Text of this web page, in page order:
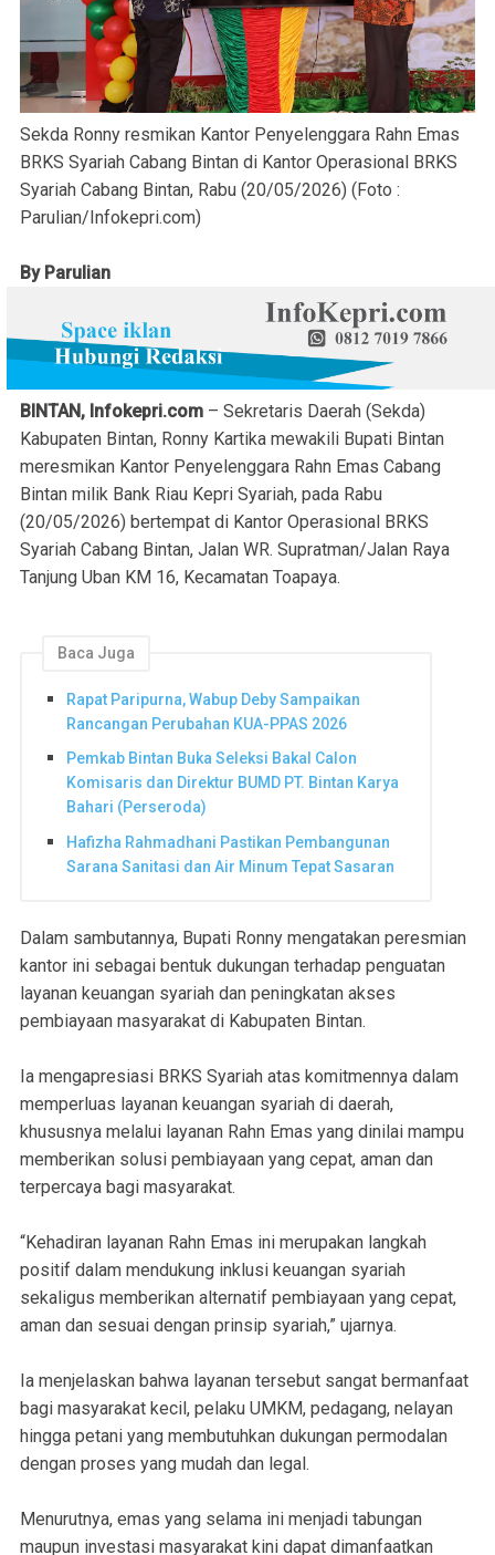
Sekda Ronny resmikan Kantor Penyelenggara Rahn Emas
BRKS Syariah Cabang Bintan di Kantor Operasional BRKS
Syariah Cabang Bintan, Rabu (20/05/2026) (Foto :
Parulian/Infokepri.com)
By Parulian
BINTAN, Infokepri.com – Sekretaris Daerah (Sekda)
Kabupaten Bintan, Ronny Kartika mewakili Bupati Bintan
meresmikan Kantor Penyelenggara Rahn Emas Cabang
Bintan milik Bank Riau Kepri Syariah, pada Rabu
(20/05/2026) bertempat di Kantor Operasional BRKS
Syariah Cabang Bintan, Jalan WR. Supratman/Jalan Raya
Tanjung Uban KM 16, Kecamatan Toapaya.
Baca Juga
Rapat Paripurna, Wabup Deby Sampaikan
Rancangan Perubahan KUA-PPAS 2026
Pemkab Bintan Buka Seleksi Bakal Calon
Komisaris dan Direktur BUMD PT. Bintan Karya
Bahari (Perseroda)
Hafizha Rahmadhani Pastikan Pembangunan
Sarana Sanitasi dan Air Minum Tepat Sasaran
Dalam sambutannya, Bupati Ronny mengatakan peresmian
kantor ini sebagai bentuk dukungan terhadap penguatan
layanan keuangan syariah dan peningkatan akses
pembiayaan masyarakat di Kabupaten Bintan.
Ia mengapresiasi BRKS Syariah atas komitmennya dalam
memperluas layanan keuangan syariah di daerah,
khususnya melalui layanan Rahn Emas yang dinilai mampu
memberikan solusi pembiayaan yang cepat, aman dan
terpercaya bagi masyarakat.
“Kehadiran layanan Rahn Emas ini merupakan langkah
positif dalam mendukung inklusi keuangan syariah
sekaligus memberikan alternatif pembiayaan yang cepat,
aman dan sesuai dengan prinsip syariah,” ujarnya.
Ia menjelaskan bahwa layanan tersebut sangat bermanfaat
bagi masyarakat kecil, pelaku UMKM, pedagang, nelayan
hingga petani yang membutuhkan dukungan permodalan
dengan proses yang mudah dan legal.
Menurutnya, emas yang selama ini menjadi tabungan
maupun investasi masyarakat kini dapat dimanfaatkan